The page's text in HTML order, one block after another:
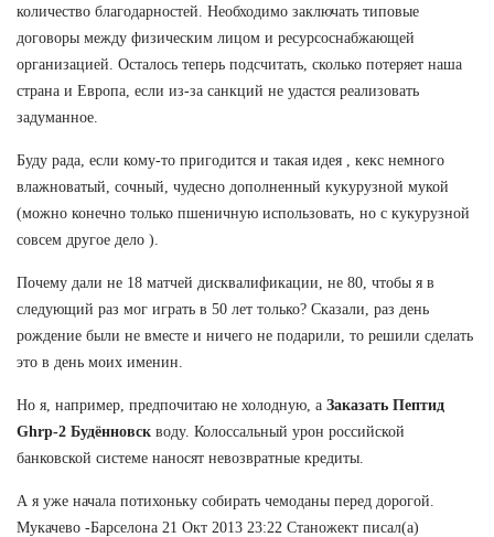
количество благодарностей. Необходимо заключать типовые
договоры между физическим лицом и ресурсоснабжающей
организацией. Осталось теперь подсчитать, сколько потеряет наша
страна и Европа, если из-за санкций не удастся реализовать
задуманное.
Буду рада, если кому-то пригодится и такая идея , кекс немного
влажноватый, сочный, чудесно дополненный кукурузной мукой
(можно конечно только пшеничную использовать, но с кукурузной
совсем другое дело ).
Почему дали не 18 матчей дисквалификации, не 80, чтобы я в
следующий раз мог играть в 50 лет только? Сказали, раз день
рождение были не вместе и ничего не подарили, то решили сделать
это в день моих именин.
Но я, например, предпочитаю не холодную, а Заказать Пептид
Ghrp-2 Будённовск воду. Колоссальный урон российской
банковской системе наносят невозвратные кредиты.
А я уже начала потихоньку собирать чемоданы перед дорогой.
Мукачево -Барселона 21 Окт 2013 23:22 Станожект писал(а)